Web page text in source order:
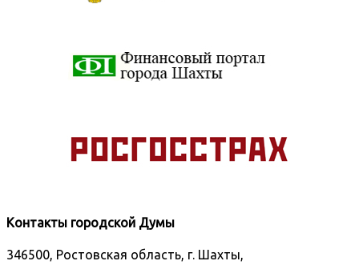
Контакты городской Думы
346500, Ростовская область, г. Шахты,